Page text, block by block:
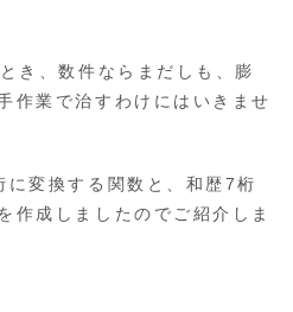
き、数件ならまだしも、膨
作業で治すわけにはいきませ
変換する関数と、和歴7桁
作成しましたのでご紹介しま